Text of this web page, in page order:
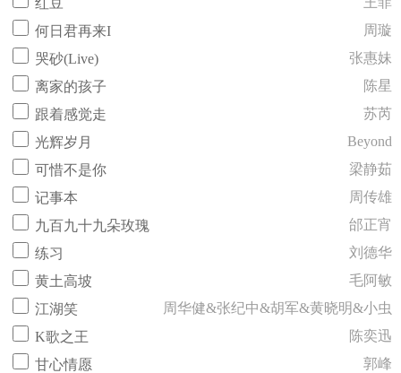
红豆
何日君再来I
周璇
哭砂(Live)
张惠妹
离家的孩子
陈星
跟着感觉走
苏芮
光辉岁月
Beyond
可惜不是你
梁静茹
记事本
周传雄
九百九十九朵玫瑰
邰正宵
练习
刘德华
黄土高坡
毛阿敏
江湖笑
周华健&张纪中&胡军&黄晓明&小虫
K歌之王
陈奕迅
甘心情愿
郭峰